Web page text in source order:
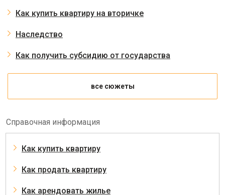
Как купить квартиру на вторичке
Наследство
Как получить субсидию от государства
все сюжеты
Справочная информация
Как купить квартиру
Как продать квартиру
Как арендовать жилье